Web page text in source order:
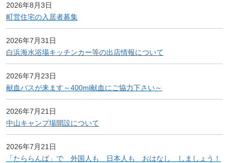
2026年8月3日
町営住宅の入居者募集
2026年7月31日
白浜海水浴場キッチンカー等の出店情報について
2026年7月23日
献血バスが来ます～400ml献血にご協力下さい～
2026年7月21日
中山キャンプ場開設について
2026年7月21日
「たららんば」で 外国人も 日本人も おはなし しましょう！